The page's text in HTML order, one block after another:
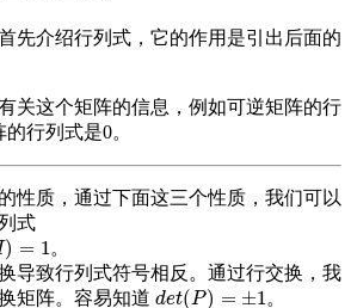
先介绍行列式，它的作用是引出后面的
关这个矩阵的信息，例如可逆矩阵的行
行列式是0。
性质，通过下面这三个性质，我们可以
式
) = 1
=
。
导致行列式符号相反。通过行交换，我
矩阵。容易知道 det(P) = ±1
det(P)=± 1 。